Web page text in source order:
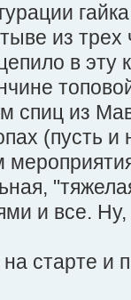
из трех
в эту
спиц из
(пусть
и все.
старте и